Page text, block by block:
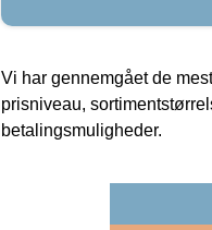
Vi har gennemgået de
prisniveau,
betalingsmuligheder.